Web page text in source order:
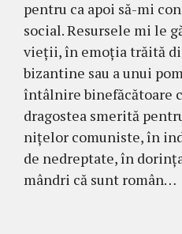
pentru ca apoi să-mi
social. Resursele mi le
vieţii, în emoţia trăită
bizantine sau a unui
întâlnire binefăcătoare
dragostea smerită
niţelor comuniste, în
de ne­dreptate, în
mân­dri că sunt român…